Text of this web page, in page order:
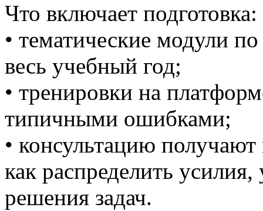
Что включает подготовка:
• тематические модули
весь учебный год;
• тренировки на
типичными ошибками;
• консультацию
как распределить
решения задач.